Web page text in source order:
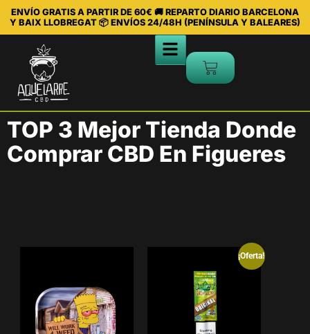
ENVÍO GRATIS A PARTIR DE 60€ 🚚 REPARTO DIARIO BARCELONA
Y BAIX LLOBREGAT 📦 ENVÍOS 24/48H (PENÍNSULA Y BALEARES)
TOP 3 Mejor Tienda Donde
Comprar CBD En Figueres
¡Oferta!